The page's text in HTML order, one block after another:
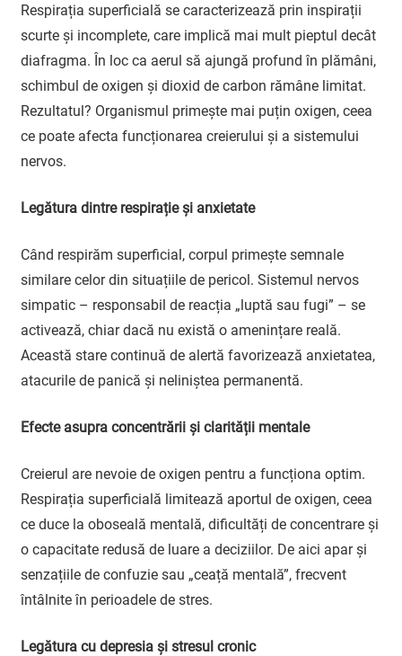
Respirația superficială se caracterizează prin inspirații
scurte și incomplete, care implică mai mult pieptul decât
diafragma. În loc ca aerul să ajungă profund în plămâni,
schimbul de oxigen și dioxid de carbon rămâne limitat.
Rezultatul? Organismul primește mai puțin oxigen, ceea
ce poate afecta funcționarea creierului și a sistemului
nervos.
Legătura dintre respirație și anxietate
Când respirăm superficial, corpul primește semnale
similare celor din situațiile de pericol. Sistemul nervos
simpatic – responsabil de reacția „luptă sau fugi” – se
activează, chiar dacă nu există o amenințare reală.
Această stare continuă de alertă favorizează anxietatea,
atacurile de panică și neliniștea permanentă.
Efecte asupra concentrării și clarității mentale
Creierul are nevoie de oxigen pentru a funcționa optim.
Respirația superficială limitează aportul de oxigen, ceea
ce duce la oboseală mentală, dificultăți de concentrare și
o capacitate redusă de luare a deciziilor. De aici apar și
senzațiile de confuzie sau „ceață mentală”, frecvent
întâlnite în perioadele de stres.
Legătura cu depresia și stresul cronic